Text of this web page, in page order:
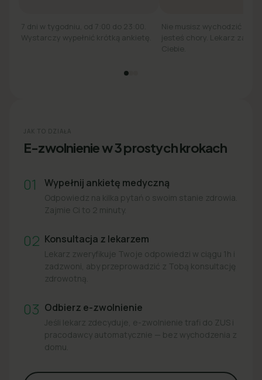
7 dni w tygodniu, od 7:00 do 23:00.
Wystarczy wypełnić krótką ankietę.
Nie musisz wychodzić z
jesteś chory. Lekarz
Ciebie.
JAK TO DZIAŁA
E-zwolnienie w 3 prostych krokach
01 Wypełnij ankietę medyczną
Odpowiedz na kilka pytań o swoim stanie zdrowia.
Zajmie Ci to 2 minuty.
02 Konsultacja z lekarzem
Lekarz zweryfikuje Twoje odpowiedzi w ciągu 1h i
zadzwoni, aby przeprowadzić z Tobą konsultację
zdrowotną.
03 Odbierz e-zwolnienie
Jeśli lekarz zdecyduje, e-zwolnienie trafi do ZUS i
pracodawcy automatycznie — bez wychodzenia z
domu.